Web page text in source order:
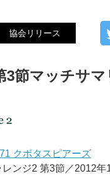
協会リリース
3節マッチサ
クボタスピアーズ
レンジ2 第3節／2012